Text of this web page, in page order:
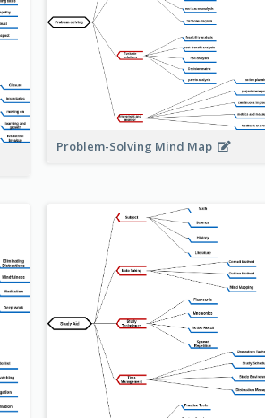
Problem-Solving Mind Map